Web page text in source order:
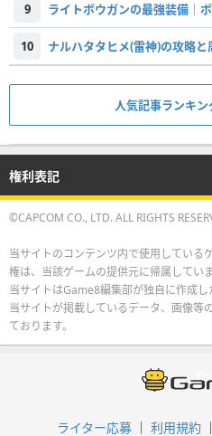
9 ライトボウガンの最強装備｜
10 ナルハタタヒメ(雷神)の攻略と
人気記事ランキ
権利表記
©CAPCOM CO., LTD. ALL RIGHTS
当サイトのコンテンツ内で使用している
権は、当該ゲームの提供元に帰属していま
当サイトはGame8編集部が独自に作成し
当サイトが掲載しているデータ、画像等
ております。
ライター応募 利用規約